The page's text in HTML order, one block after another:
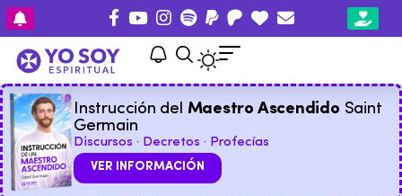
Instrucción del Maestro Ascendido Saint
Germain
Discursos · Decretos · Profecías
VER INFORMACIÓN